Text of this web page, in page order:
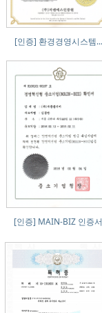
[인증] 환경경영시스템...
[인증] MAIN-BIZ 인증